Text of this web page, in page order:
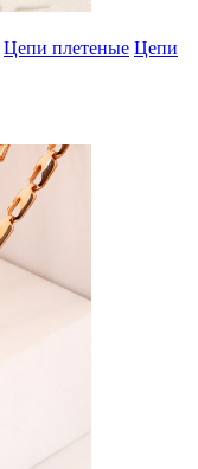
Цепи плетеные Цепи